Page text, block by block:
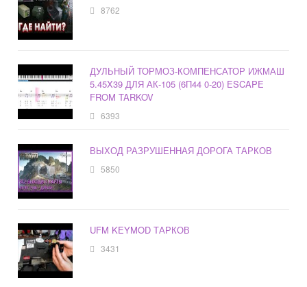
8762
ДУЛЬНЫЙ ТОРМОЗ-КОМПЕНСАТОР ИЖМАШ
5.45X39 ДЛЯ АК-105 (6П44 0-20) ESCAPE
FROM TARKOV
6393
ВЫХОД РАЗРУШЕННАЯ ДОРОГА ТАРКОВ
5850
UFM KEYMOD ТАРКОВ
3431